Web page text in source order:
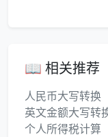
📖 相关推荐
人民币大写转换
英文金额大写转
个人所得税计算